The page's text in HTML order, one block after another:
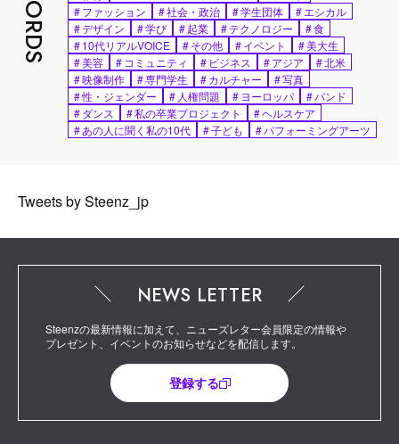
#ファッション #社会・政治 #学生団体 #エシカル
#デザイン #学び #起業 #テクノロジー #食
#10代リアルVOICE #その他 #イベント #美大生
#美容 #コミュニティ # ビジネス #アジア #北米
#映像制作 #専門学生 #カルチャー #写真
#性・ジェンダー # 人権問題 #ヨーロッパ #バンド
#ダンス #私の卒業プロジェクト #ヘルスケア
#あの人に聞く私の10代 #子ども #パフォーミングアーツ
Tweets by Steenz_jp
NEWS LETTER
Steenzの最新情報に加えて、ニューズレター会員限定の情報や
プレゼント、イベントのお知らせなどを配信します。
登録する